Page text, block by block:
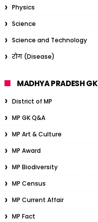
Physics
Science
Science and Technology
रोग (Disease)
MADHYA PRADESH GK
District of MP
MP GK Q&A
MP Art & Culture
MP Award
MP Biodiversity
MP Census
MP Current Affair
MP Fact